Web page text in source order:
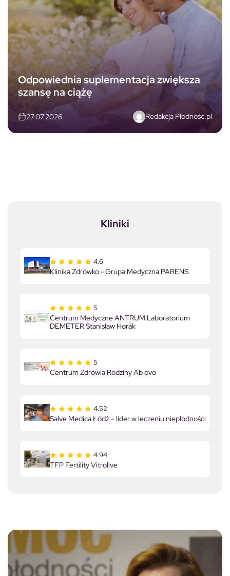
Odpowiednia suplementacja zwiększa
szansę na ciążę
27.07.2026 Redakcja Płodność.pl
Kliniki
4.6
Klinika Zdrówko - Grupa Medyczna PARENS
5
Centrum Medyczne ANTRUM Laboratorium
DEMETER Stanisław Horák
5
Centrum Zdrowia Rodziny Ab ovo
4.52
Salve Medica Łódź – lider w leczeniu niepłodności
4.94
TFP Fertility Vitrolive